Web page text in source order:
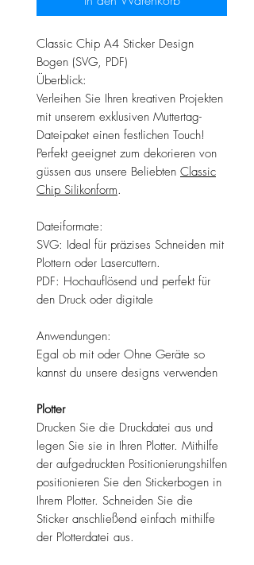
Classic Chip A4 Sticker Design
Bogen (SVG, PDF)
Überblick:
Verleihen Sie Ihren kreativen Projekten
mit unserem exklusiven Muttertag-
Dateipaket einen festlichen Touch!
Perfekt geeignet zum dekorieren von
güssen aus unsere Beliebten Classic
Chip Silikonform.
Dateiformate:
SVG: Ideal für präzises Schneiden mit
Plottern oder Lasercuttern.
PDF: Hochauflösend und perfekt für
den Druck oder digitale
Anwendungen:
Egal ob mit oder Ohne Geräte so
kannst du unsere designs verwenden
Plotter
Drucken Sie die Druckdatei aus und
legen Sie sie in Ihren Plotter. Mithilfe
der aufgedruckten Positionierungshilfen
positionieren Sie den Stickerbogen in
Ihrem Plotter. Schneiden Sie die
Sticker anschließend einfach mithilfe
der Plotterdatei aus.